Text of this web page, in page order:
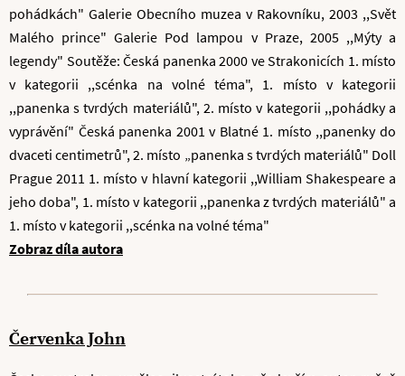
pohádkách" Galerie Obecního muzea v Rakovníku, 2003 ,,Svět
Malého prince" Galerie Pod lampou v Praze, 2005 ,,Mýty a
legendy" Soutěže: Česká panenka 2000 ve Strakonicích 1. místo
v kategorii ,,scénka na volné téma", 1. místo v kategorii
,,panenka s tvrdých materiálů", 2. místo v kategorii ,,pohádky a
vyprávění" Česká panenka 2001 v Blatné 1. místo ,,panenky do
dvaceti centimetrů", 2. místo „panenka s tvrdých materiálů" Doll
Prague 2011 1. místo v hlavní kategorii ,,William Shakespeare a
jeho doba", 1. místo v kategorii ,,panenka z tvrdých materiálů" a
1. místo v kategorii ,,scénka na volné téma"
Zobraz díla autora
Červenka John